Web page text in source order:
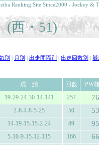
Ranking Site Since2000 - Jockey &
西・51)
別 月別 出走間隔別 出走回数別 競
成 績 回数
PW
19-29-24-30-14-141 257 76
2-6-4-8-5-25 50 53
14-19-15-15-2-24 89 95
5-10-9-15-12-115 166 66